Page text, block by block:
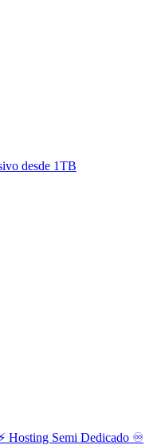
desde 1TB
⚡ Hosting Semi Dedicado ♾️